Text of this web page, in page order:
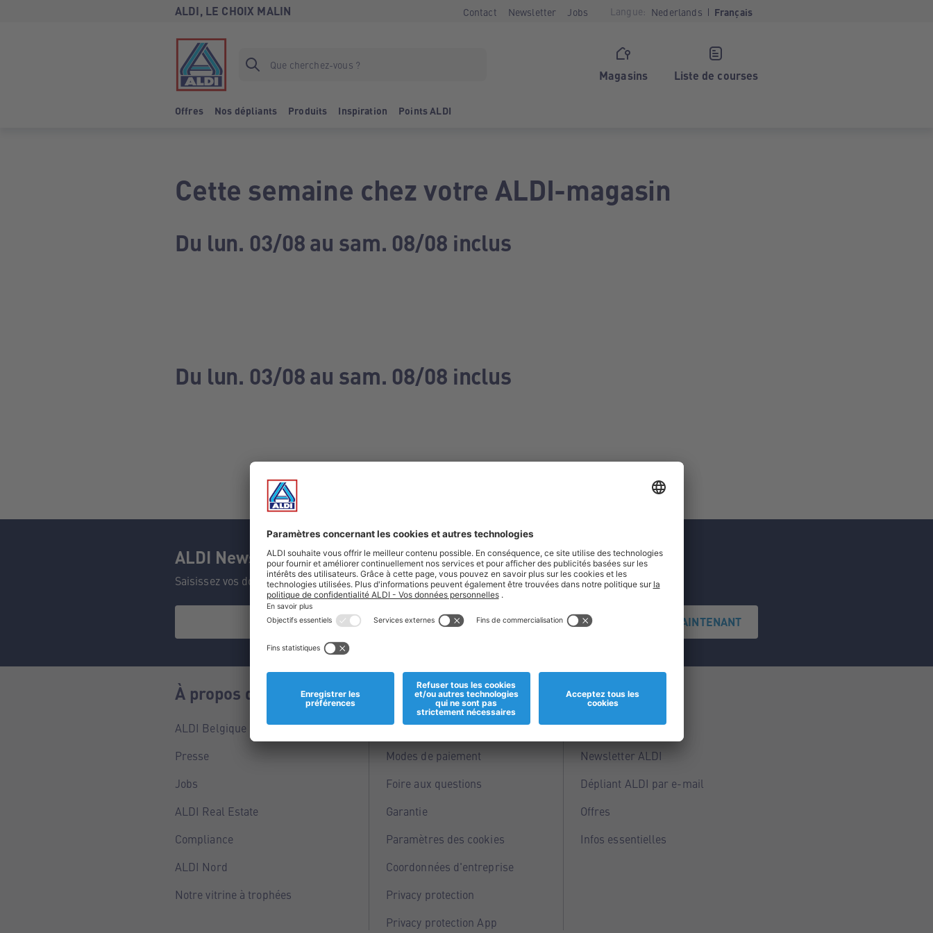
ALDI, LE CHOIX MALIN Contact Newsletter Jobs Langue: Nederlands Français
Magasins Liste de courses
Offres Nos dépliants Produits Inspiration Points ALDI
Cette semaine chez votre ALDI-magasin
Du lun. 03/08 au sam. 08/08 inclus
Du lun. 03/08 au sam. 08/08 inclus
ALDI Newsletter
Saisissez vos données et ne manquez aucune de nos offres.
S'INSCRIRE MAINTENANT
À propos de nous
ALDI Belgique
Presse
Jobs
ALDI Real Estate
Compliance
ALDI Nord
Notre vitrine à trophées
Informations
Magasins
Modes de paiement
Foire aux questions
Garantie
Paramètres des cookies
Coordonnées d'entreprise
Privacy protection
Privacy protection App
Service
Points ALDI
Newsletter ALDI
Dépliant ALDI par e-mail
Offres
Infos essentielles